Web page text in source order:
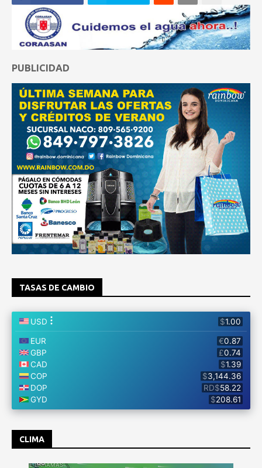
PUBLICIDAD
TASAS DE CAMBIO
CLIMA